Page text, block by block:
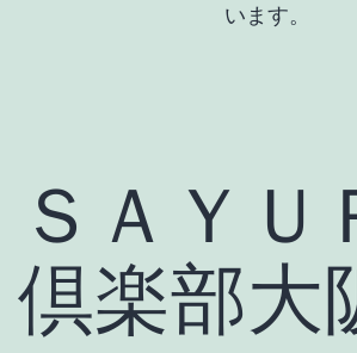
います。
ＳＡＹＵ
倶楽部大